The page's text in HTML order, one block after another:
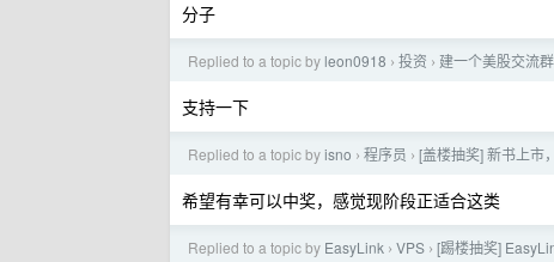
分子
Replied to a topic by leon0918 › 投资 › 建一个美股交流
支持一下
Replied to a topic byisno › 程序员 › [盖楼抽奖] 新书上市
希望有幸可以中奖，感觉现阶段正适合这类
Replied to a topic by EasyLink › VPS › [踢楼抽奖]